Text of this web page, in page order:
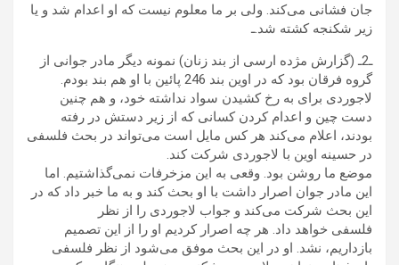
جان فشانی می‌کند. ولی بر ما معلوم نیست که او اعدام شد و یا
زیر شکنجه کشته شد.ـ
ـ2ـ (گزارش مژده ارسی از بند زنان) نمونه دیگر مادر جوانی از
گروه فرقان بود که در اوین بند 246 پائین با او هم بند بودم.
لاجوردی برای به رخ کشیدن سواد نداشته خود، و هم چنین
دست چین و اعدام کردن کسانی که از زیر دستش در رفته
بودند، اعلام می‌کند هر کس مایل است می‌تواند در بحث فلسفی
در حسینه اوین با لاجوردی شرکت کند.
موضع ما روشن بود. وقعی به این مزخرفات نمی‌گذاشتیم. اما
این مادر جوان اصرار داشت با او بحث کند و به ما خبر داد که در
این بحث شرکت می‌کند و جواب لاجوردی را از نظر
فلسفی خواهد داد. هر چه اصرار کردیم او را از این تصمیم
بازداریم، نشد. او در این بحث موفق می‌شود از نظر فلسفی